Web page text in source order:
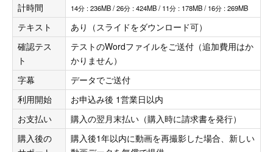
計時間
14分 : 236MB / 26分 : 424MB / 11分 : 178MB / 16分 : 269MB
テキスト
あり（スライドをダウンロード可）
確認テス
ト
テストのWordファイルをご送付（追加費用はか
かりません）
字幕
データでご送付
利用開始
お申込み後 1営業日以内
お支払い
購入の翌月末払い（購入時に請求書を発行）
購入後の
購入後1年以内に動画を再撮影した場合、新しい